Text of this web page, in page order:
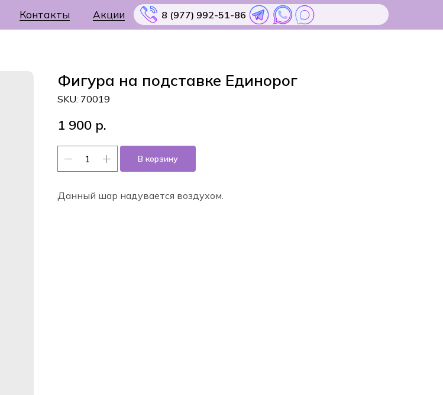
Акции
Контакты 8 (977) 992-51-86
Фигура на подставке Единорог
SKU: 70019
1 900 р.
В корзину
Данный шар надувается воздухом.